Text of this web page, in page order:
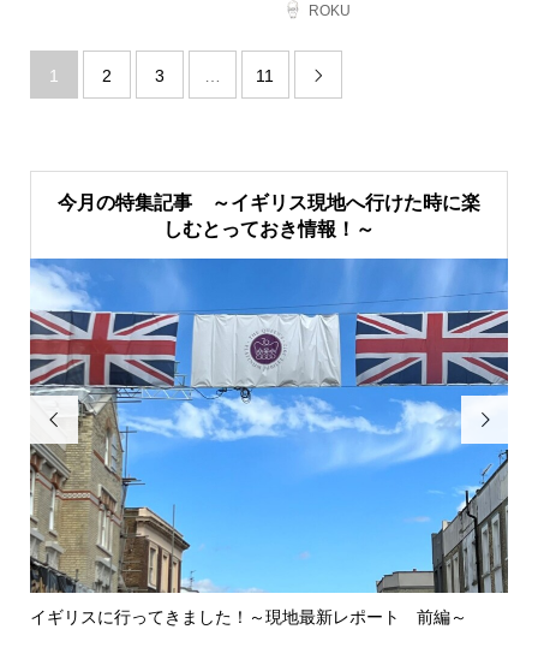
ROKU
1 2 3 … 11 
今月の特集記事 ～イギリス現地へ行けた時に楽
しむとっておき情報！～

イギリスに行ってきました！～現地最新レポート 前編～
